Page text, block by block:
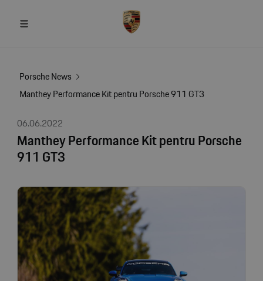
Porsche News
Manthey Performance Kit pentru Porsche 911 GT3
06.06.2022
Manthey Performance Kit pentru Porsche
911 GT3